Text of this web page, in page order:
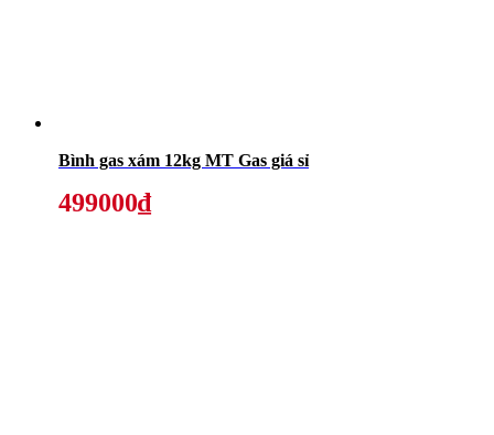
Bình gas xám 12kg MT Gas giá sỉ
499000₫